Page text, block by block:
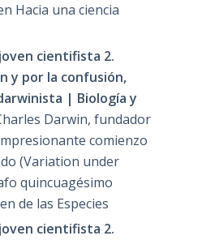
Hacia una ciencia
cientifista 2.
y por la confusión,
| Biología y
Darwin, fundador
comienzo
(Variation under
quincuagésimo
de las Especies
cientifista 2.